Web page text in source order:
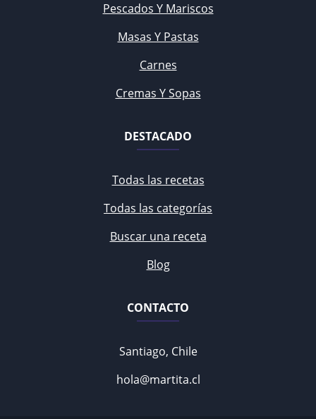
Pescados Y Mariscos
Masas Y Pastas
Carnes
Cremas Y Sopas
DESTACADO
Todas las recetas
Todas las categorías
Buscar una receta
Blog
CONTACTO
Santiago, Chile
hola@martita.cl